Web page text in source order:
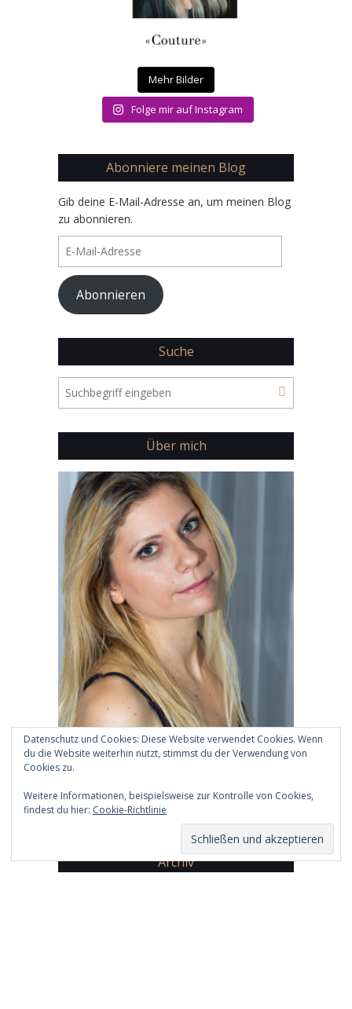
Mehr Bilder
Folge mir auf Instagram
Abonniere meinen Blog
Gib deine E-Mail-Adresse an, um meinen Blog
zu abonnieren.
Adresse
Abonnieren
Suche
Über mich
Archiv
Datenschutz und Cookies: Diese Website verwendet Cookies. Wenn
du die Website weiterhin nutzt, stimmst du der Verwendung von
Cookies zu.
Weitere Informationen, beispielsweise zur Kontrolle von Cookies,
findest du hier: Cookie-Richtlinie